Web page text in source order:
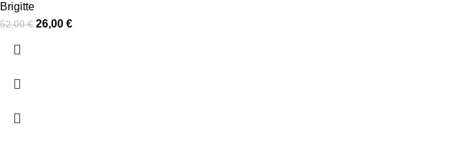
Brigitte
52,00€ 26,00 €